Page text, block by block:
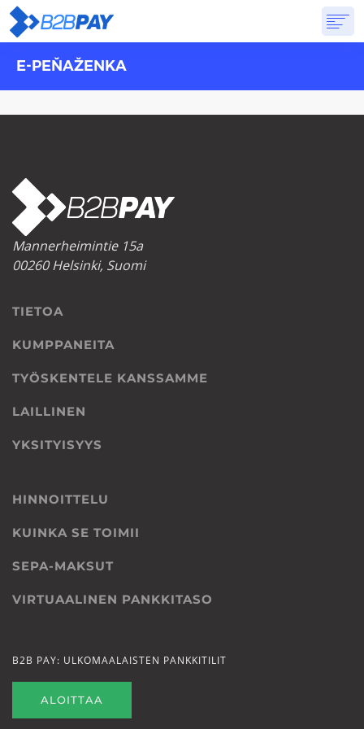
TIETOARATKAISUTVIRTUAALIPANKKI
E-PEŇAŽENKA
Mannerheimintie 15a
00260 Helsinki, Suomi
TIETOA
KUMPPANEITA
TYÖSKENTELE KANSSAMME
LAILLINEN
YKSITYISYYS
HINNOITTELU
KUINKA SE TOIMII
SEPA-MAKSUT
VIRTUAALINEN PANKKITASO
B2B PAY: ULKOMAALAISTEN PANKKITILIT
ALOITTAA